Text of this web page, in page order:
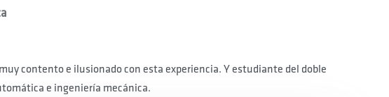
contento e ilusionado con esta experiencia. Y estudiante del doble
e ingeniería mecánica.